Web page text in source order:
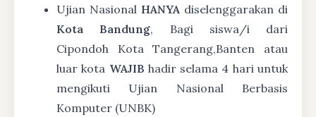
Ujian Nasional HANYA diselenggarakan di
Kota Bandung, Bagi siswa/i dari
Cipondoh Kota Tangerang,Banten atau
luar kota WAJIB hadir selama 4 hari untuk
mengikuti Ujian Nasional Berbasis
Komputer (UNBK)